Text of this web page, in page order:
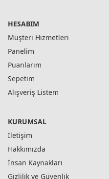
HESABIM
Müşteri Hizmetleri
Panelim
Puanlarım
Sepetim
Alışveriş Listem
KURUMSAL
İletişim
Hakkımızda
İnsan Kaynakları
Gizlilik ve Güvenlik